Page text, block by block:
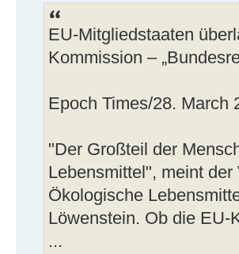
EU-Mitgliedstaaten
Kommission –
Epoch Times/28. March
"Der Großteil der
Lebensmittel", meint
Ökologische
Löwenstein. Ob die EU-
...